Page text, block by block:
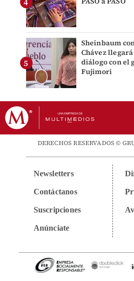
Sheinbaum
Chávez
diálogo con el
Fujimori
DERECHOS RESERVADOS ©
Newsletters
Contáctanos
Suscripciones
Anúnciate